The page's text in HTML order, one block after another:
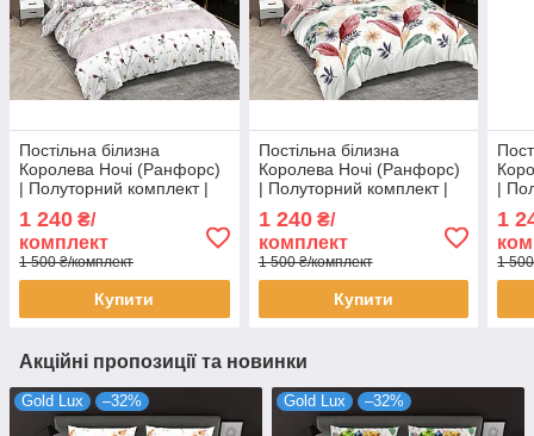
Постільна білизна
Королева Ночі (Ранфорс)
| Полуторний комплект |
орнамент на білому
1 240 ₴/
комплект
1 500 ₴/комплект
Купити
Постільна білизна
Королева Ночі (Ранфорс)
| Полуторний комплект |
та рожевому
1 240₴/
комплект
1 500 ₴/комплект
Купити
|
1
1
Акційні пропозиції та новинки
Gold Lux –32% Gold Lux –32%